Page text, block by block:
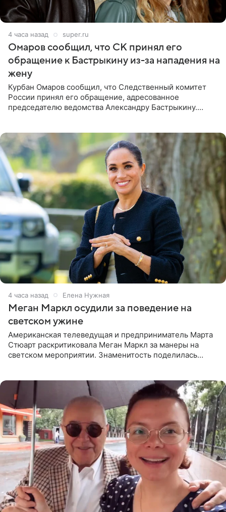
4 часа назад super.ru
Омаров сообщил, что СК принял его
обращение к Бастрыкину из-за нападения на
жену
Курбан Омаров сообщил, что Следственный комитет
России принял его обращение, адресованное
председателю ведомства Александру Бастрыкину.
4 часа назад Елена Нужная
Меган Маркл осудили за поведение на
светском ужине
Американская телеведущая и предприниматель Марта
Стюарт раскритиковала Меган Маркл за манеры на
светском мероприятии. Знаменитость поделилась